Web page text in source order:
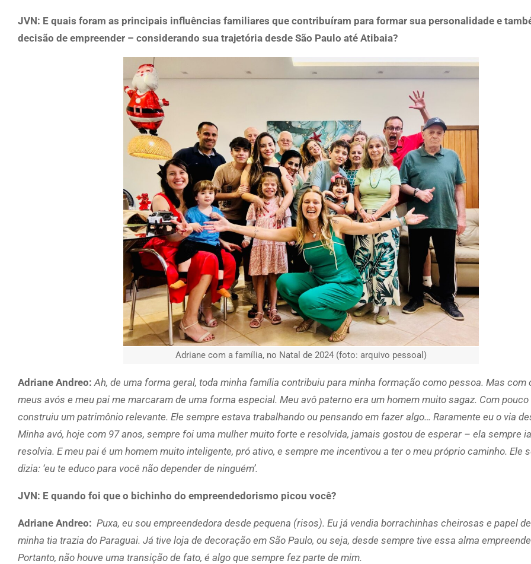
JVN: E quais foram as principais influências familiares que contribuíram para formar sua personalidade e
decisão de empreender – considerando sua trajetória desde São Paulo até Atibaia?
Adriane com a família, no Natal de 2024 (foto: arquivo pessoal)
Adriane Andreo: Ah, de uma forma geral, toda minha família contribuiu para minha formação como pessoa. Mas com
meus avós e meu pai me marcaram de uma forma especial. Meu avô paterno era um homem muito sagaz. Com
construiu um patrimônio relevante. Ele sempre estava trabalhando ou pensando em fazer algo… Raramente eu o via
Minha avó, hoje com 97 anos, sempre foi uma mulher muito forte e resolvida, jamais gostou de esperar – ela sempre
resolvia. E meu pai é um homem muito inteligente, pró ativo, e sempre me incentivou a ter o meu próprio caminho. Ele
dizia: ‘eu te educo para você não depender de ninguém’.
JVN: E quando foi que o bichinho do empreendedorismo picou você?
Adriane Andreo: Puxa, eu sou empreendedora desde pequena (risos). Eu já vendia borrachinhas cheirosas e papel
minha tia trazia do Paraguai. Já tive loja de decoração em São Paulo, ou seja, desde sempre tive essa alma
Portanto, não houve uma transição de fato, é algo que sempre fez parte de mim.